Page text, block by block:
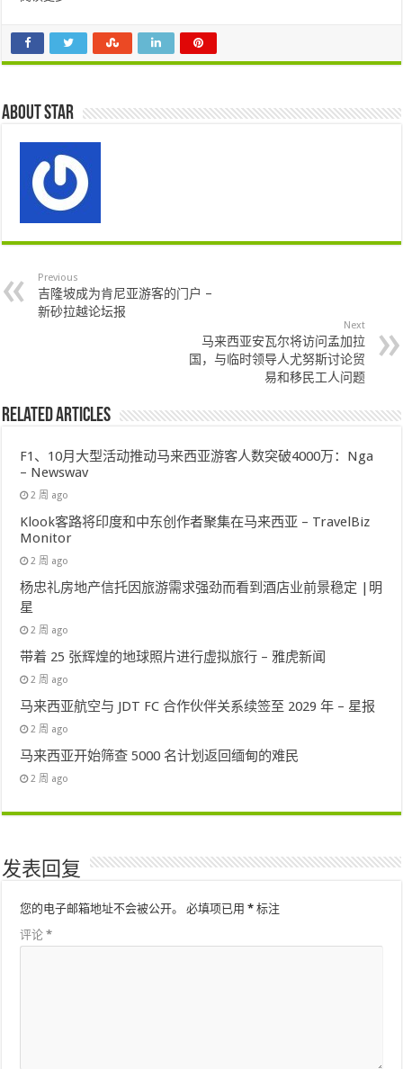
About star
Previous
吉隆坡成为肯尼亚游客的门户 –
新砂拉越论坛报
Next
马来西亚安瓦尔将访问孟加拉
国，与临时领导人尤努斯讨论贸
易和移民工人问题
Related Articles
F1、10月大型活动推动马来西亚游客人数突破4000万：Nga
– Newswav
2 周 ago
Klook客路将印度和中东创作者聚集在马来西亚 – TravelBiz
Monitor
2 周 ago
杨忠礼房地产信托因旅游需求强劲而看到酒店业前景稳定 |明
星
2 周 ago
带着 25 张辉煌的地球照片进行虚拟旅行 – 雅虎新闻
2 周 ago
马来西亚航空与 JDT FC 合作伙伴关系续签至 2029 年 – 星报
2 周 ago
马来西亚开始筛查 5000 名计划返回缅甸的难民
2 周 ago
发表回复
您的电子邮箱地址不会被公开。 必填项已用* 标注
评论*